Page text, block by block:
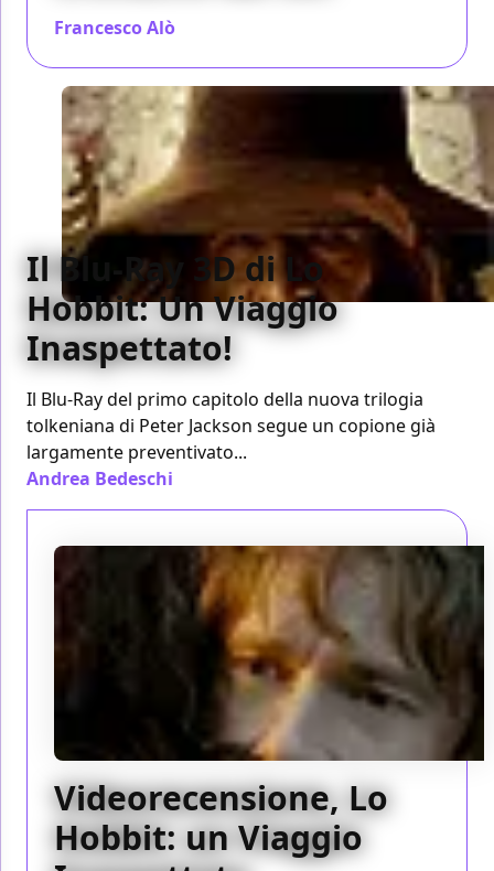
Francesco Alò
Il Blu-Ray 3D di Lo
Hobbit: Un Viaggio
Inaspettato!
Il Blu-Ray del primo capitolo della nuova trilogia
tolkeniana di Peter Jackson segue un copione già
largamente preventivato...
Andrea Bedeschi
Videorecensione, Lo
Hobbit: un Viaggio